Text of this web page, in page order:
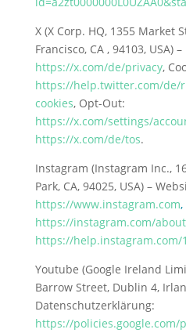
X (X Corp. HQ, 1355 Market
Francisco, CA , 94103, USA)–
https://x.com/de/privacy,
https://help.twitter.com/de/
cookies, Opt-Out:
https://x.com/settings/
https://x.com/de/tos.
Instagram (Instagram Inc.,
Park, CA, 94025, USA) –
https://www.instagram.com,
https://instagram.com/
https://help.instagram.com/
Youtube (Google Ireland
Barrow Street, Dublin 4,
Datenschutzerklärung:
https://policies.google.com/